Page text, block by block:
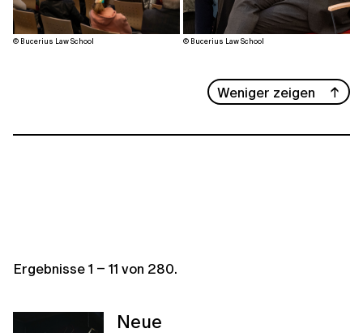
© Bucerius Law School © Bucerius Law School
Weniger zeigen
Ergebnisse1 – 11 von 280.
Neue